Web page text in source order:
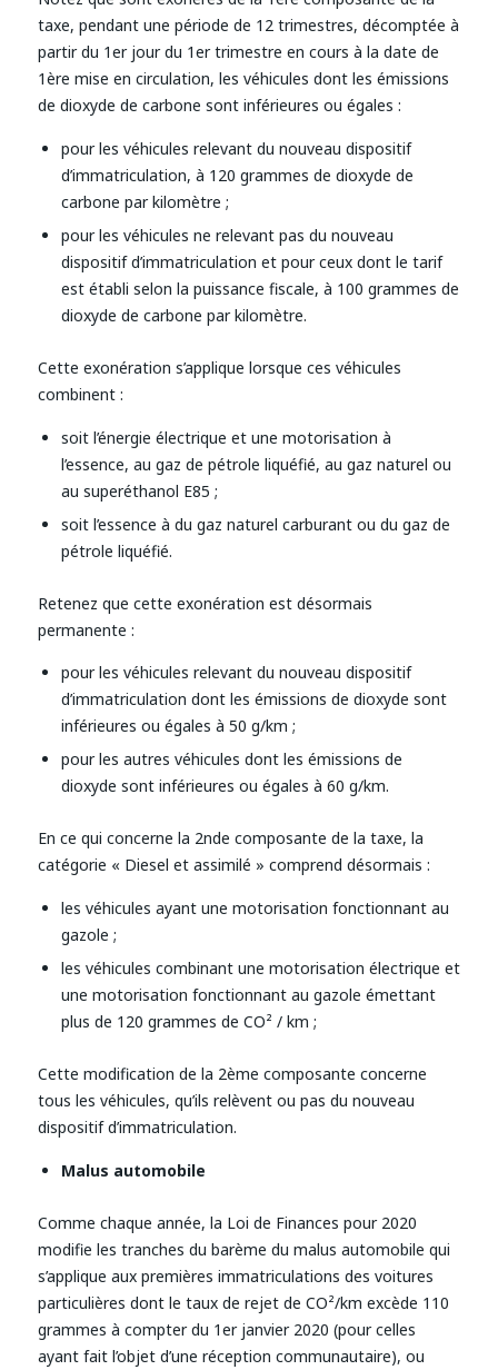
taxe, pendant une période de 12 trimestres, décomptée à
partir du 1er jour du 1er trimestre en cours à la date de
1ère mise en circulation, les véhicules dont les émissions
de dioxyde de carbone sont inférieures ou égales :
pour les véhicules relevant du nouveau dispositif
d’immatriculation, à 120 grammes de dioxyde de
carbone par kilomètre ;
pour les véhicules ne relevant pas du nouveau
dispositif d’immatriculation et pour ceux dont le tarif
est établi selon la puissance fiscale, à 100 grammes de
dioxyde de carbone par kilomètre.
Cette exonération s’applique lorsque ces véhicules
combinent :
soit l’énergie électrique et une motorisation à
l’essence, au gaz de pétrole liquéfié, au gaz naturel ou
au superéthanol E85 ;
soit l’essence à du gaz naturel carburant ou du gaz de
pétrole liquéfié.
Retenez que cette exonération est désormais
permanente :
pour les véhicules relevant du nouveau dispositif
d’immatriculation dont les émissions de dioxyde sont
inférieures ou égales à 50 g/km ;
pour les autres véhicules dont les émissions de
dioxyde sont inférieures ou égales à 60 g/km.
En ce qui concerne la 2nde composante de la taxe, la
catégorie « Diesel et assimilé » comprend désormais :
les véhicules ayant une motorisation fonctionnant au
gazole ;
les véhicules combinant une motorisation électrique et
une motorisation fonctionnant au gazole émettant
plus de 120 grammes de CO² / km ;
Cette modification de la 2ème composante concerne
tous les véhicules, qu’ils relèvent ou pas du nouveau
dispositif d’immatriculation.
Malus automobile
Comme chaque année, la Loi de Finances pour 2020
modifie les tranches du barème du malus automobile qui
s’applique aux premières immatriculations des voitures
particulières dont le taux de rejet de CO²/km excède 110
grammes à compter du 1er janvier 2020 (pour celles
ayant fait l’objet d’une réception communautaire), ou